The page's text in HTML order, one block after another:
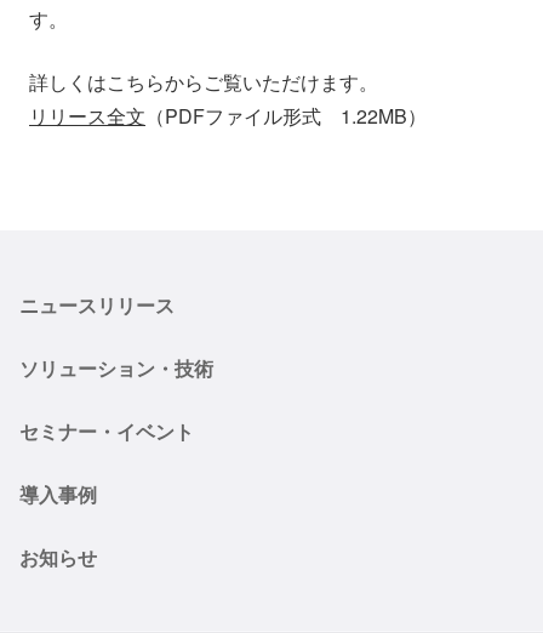
す。
詳しくはこちらからご覧いただけます。
リリース全文 （PDFファイル形式 1.22MB）
ニュースリリース
ソリューション・技術
セミナー・イベント
導入事例
お知らせ